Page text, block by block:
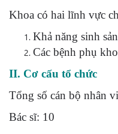
Khoa có hai lĩnh vực
Khả năng sinh
Các bệnh phụ
II. Cơ cấu tổ chức
Tổng số cán bộ nhân
Bác sĩ: 10